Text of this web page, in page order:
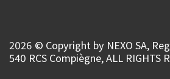
2026 © Copyright by NEXO SA,
540 RCS Compiègne, ALL RIGHTS